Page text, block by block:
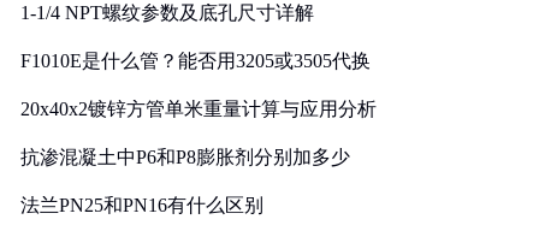
1-1/4 NPT螺纹参数及底孔尺寸详解
F1010E是什么管？能否用3205或3505代换
20x40x2镀锌方管单米重量计算与应用分析
抗渗混凝土中P6和P8膨胀剂分别加多少
法兰PN25和PN16有什么区别